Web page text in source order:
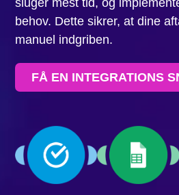
behov. Dette sikrer, at dine
manuel indgriben.
FÅ EN INTEGRATIONS